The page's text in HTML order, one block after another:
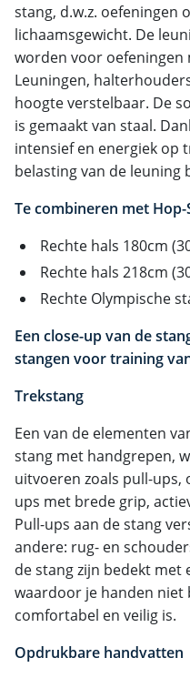
stang, d.w.z. oefeningen
lichaamsgewicht. De
worden voor oefeningen
Leuningen,
hoogte verstelbaar. De
is gemaakt van staal.
intensief en energiek op
belasting van de leuning
Te combineren met
Rechte hals 180cm
Rechte hals 218cm
Rechte Olympische
Een close-up van de
stangen voor training
Trekstang
Een van de elementen
stang met handgrepen,
uitvoeren zoals pull-
ups met brede grip,
Pull-ups aan de stang
andere: rug- en
de stang zijn bedekt met
waardoor je handen niet
comfortabel en veilig is.
Opdrukbare handvatten